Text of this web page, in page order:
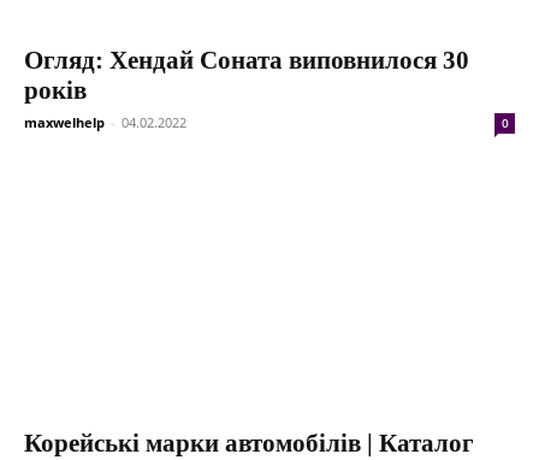
Огляд: Хендай Соната виповнилося 30
років
maxwelhelp - 04.02.2022 0
Корейські марки автомобілів | Каталог